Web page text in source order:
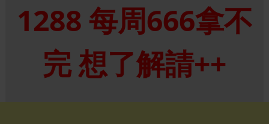
1288 每周666拿不
完 想了解請++